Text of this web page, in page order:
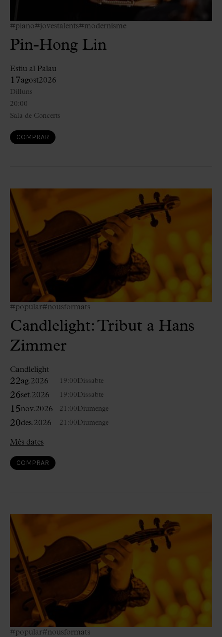
#piano#jovestalents#modernisme
Pin-Hong Lin
Estiu al Palau
17agost2026
20:00
Dilluns
Sala de Concerts
COMPRAR
#popular#nousformats
Candlelight: Tribut a Hans
Zimmer
Candlelight
22ag.2026 19:00Dissabte
26set.2026 19:00Dissabte
15nov.2026 21:00Diumenge
20des.2026 21:00Diumenge
Més dates
COMPRAR
#popular#nousformats